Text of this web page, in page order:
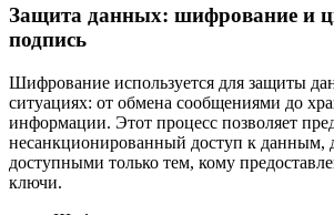
Защита данных: шифрование и
подпись
Шифрование используется для защиты
ситуациях: от обмена сообщениями до
информации. Этот процесс позволяет
несанкционированный доступ к данным,
доступными только тем, кому
ключи.